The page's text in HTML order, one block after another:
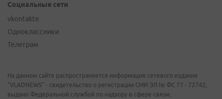
Социальные сети
vkontakte
Одноклассники
Телеграм
На данном сайте распространяется информация сетевого издания
"VLADNEWS" - свидетельство о регистрации СМИ ЭЛ № ФС 77 - 72742,
выдано Федеральной службой по надзору в сфере связи,